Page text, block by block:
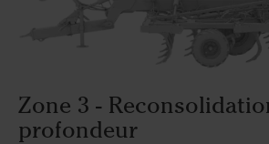
Zone 3 -
profondeur